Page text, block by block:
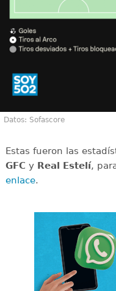
Datos: Sofascore
Estas fueron las
GFC y Real Estelí,
enlace.